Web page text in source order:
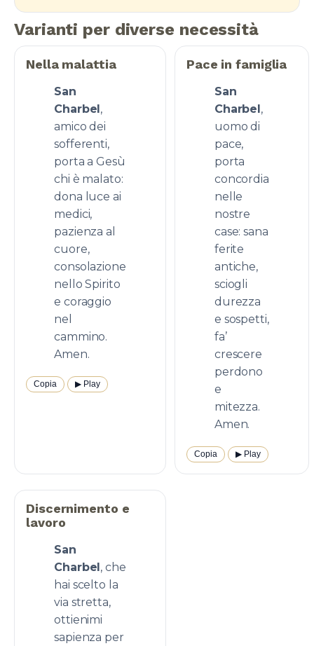
Varianti per diverse necessità
Nella malattia
San
Charbel,
amico dei
sofferenti,
porta a Gesù
chi è malato:
dona luce ai
medici,
pazienza al
cuore,
consolazione
nello Spirito
e coraggio
nel
cammino.
Amen.
Copia ▶︎ Play
Pace in famiglia
San
Charbel,
uomo di
pace,
porta
concordia
nelle
nostre
case: sana
ferite
antiche,
sciogli
durezza
e sospetti,
fa’
crescere
perdono
e
mitezza.
Amen.
Copia ▶︎ Play
Discernimento e
lavoro
San
Charbel, che
hai scelto la
via stretta,
ottienimi
sapienza per